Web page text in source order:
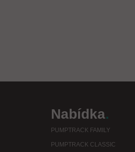
Nabídka.
PUMPTRACK FAMILY
PUMPTRACK CLASSIC